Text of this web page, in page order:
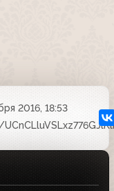
2016, 18:53